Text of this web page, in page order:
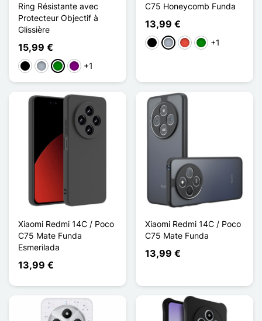
Ring Résistante avec
Protecteur Objectif à
Glissière
15,99 €
NegroGris VerdePúrpura
+1
C75 Honeycomb Funda
13,99 €
Negro
Gris RojoVerde
+1
Xiaomi Redmi 14C / Poco
C75 Mate Funda
Esmerilada
13,99 €
Xiaomi Redmi 14C / Poco
C75 Mate Funda
13,99 €